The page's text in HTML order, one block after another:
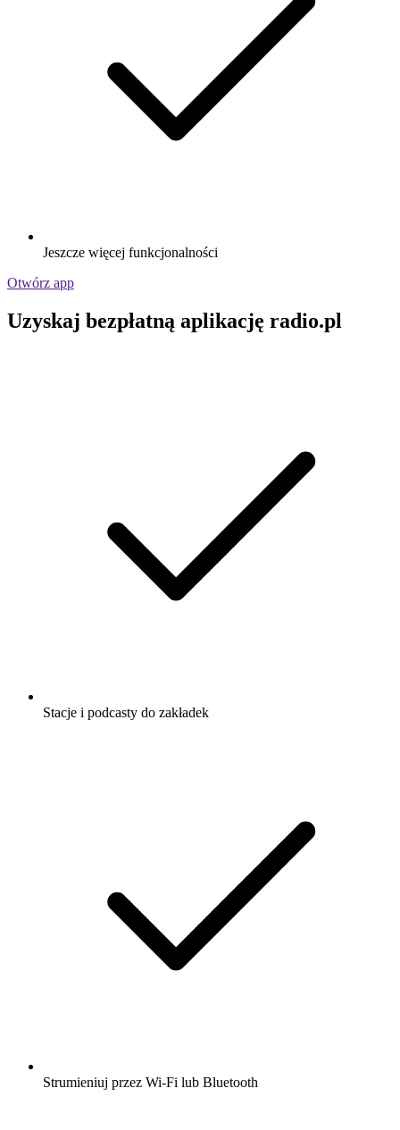
Jeszcze więcej funkcjonalności
Otwórz app
Uzyskaj bezpłatną aplikację radio.pl
Stacje i podcasty do zakładek
Strumieniuj przez Wi-Fi lub Bluetooth